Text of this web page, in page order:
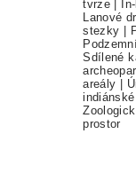
tvrze
Lanové
stezky
Sdílené
areály
prostor